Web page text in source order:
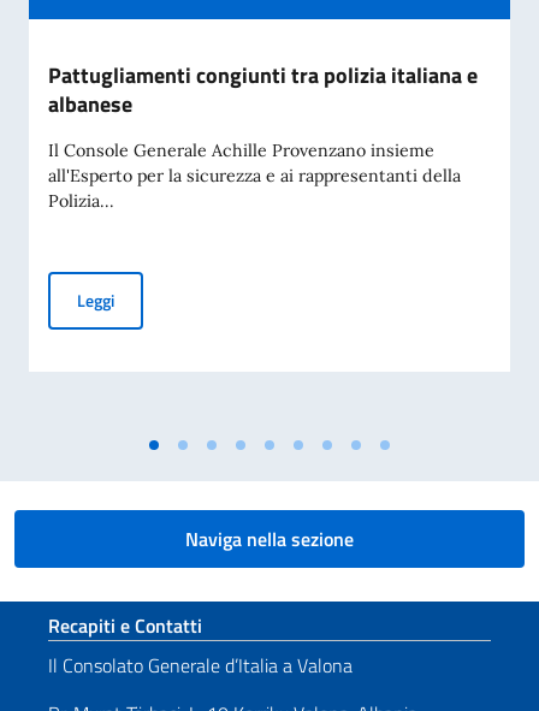
Pattugliamenti congiunti tra polizia italiana e
albanese
Il Console Generale Achille Provenzano insieme
all'Esperto per la sicurezza e ai rappresentanti della
Polizia...
LeggiPattugliamenti congiunti tra polizia italiana e albanese
Naviga nella sezione
Sezione footer
Recapiti e Contatti
Il Consolato Generale d’Italia a Valona